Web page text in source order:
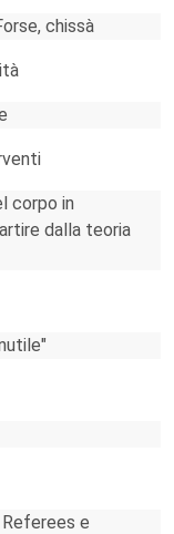
chissà
corpo in
dalla teoria
e